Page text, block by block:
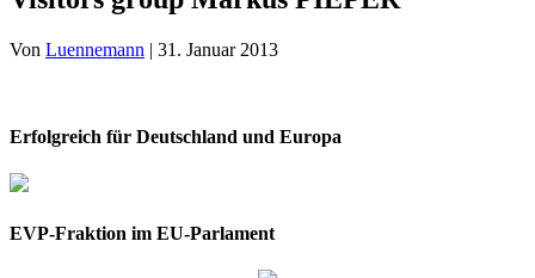
Von Luennemann | 31. Januar 2013
Erfolgreich für Deutschland und Europa
EVP-Fraktion im EU-Parlament